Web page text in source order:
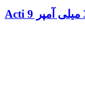
محافظ جان ترکیبی 32 آمپر چهار پل 30 میلی آمپر Acti 9